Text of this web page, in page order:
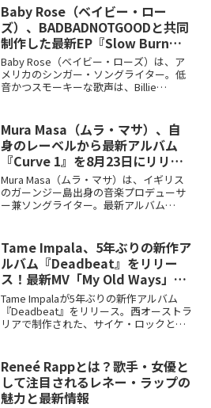
Baby Rose（ベイビー・ロー
ズ）、BADBADNOTGOODと共同
制作した最新EP『Slow Burn』
をリリース！
Baby Rose（ベイビー・ローズ）は、ア
メリカのシンガー・ソングライター。低
音かつスモーキーな歌声は、Billie
ー BADBADNOTGOODとタッグを組み、
彼女の独特なアプローチと
BADBADNOTGOODのオールアナログ・
オーディオの特徴を融合させた作品。
Mura Masa（ムラ・マサ）、自
身のレーベルから最新アルバム
『Curve 1』を8月23日にリリー
ス！
Mura Masa（ムラ・マサ）は、イギリス
のガーンジー島出身の音楽プロデューサ
ー兼ソングライター。最新アルバム
は、クラブミュージック「FLY (feat.
Cherish)」を含む全10曲を収録。
Tame Impala、5年ぶりの新作ア
ルバム『Deadbeat』をリリー
ス！最新MV「My Old Ways」も
公開
Tame Impalaが5年ぶりの新作アルバム
『Deadbeat』をリリース。西オーストラ
リアで制作された、サイケ・ロックとダ
Reneé Rappとは？歌手・女優と
して注目されるレネー・ラップの
魅力と最新情報